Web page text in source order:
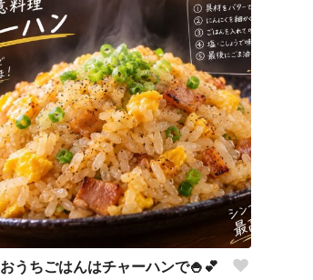
おうちごはんはチャーハンで🍚💕